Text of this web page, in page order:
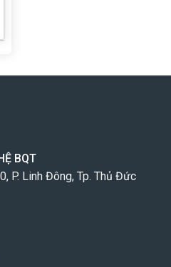
BQT
P. Linh Đông, Tp. Thủ Đức